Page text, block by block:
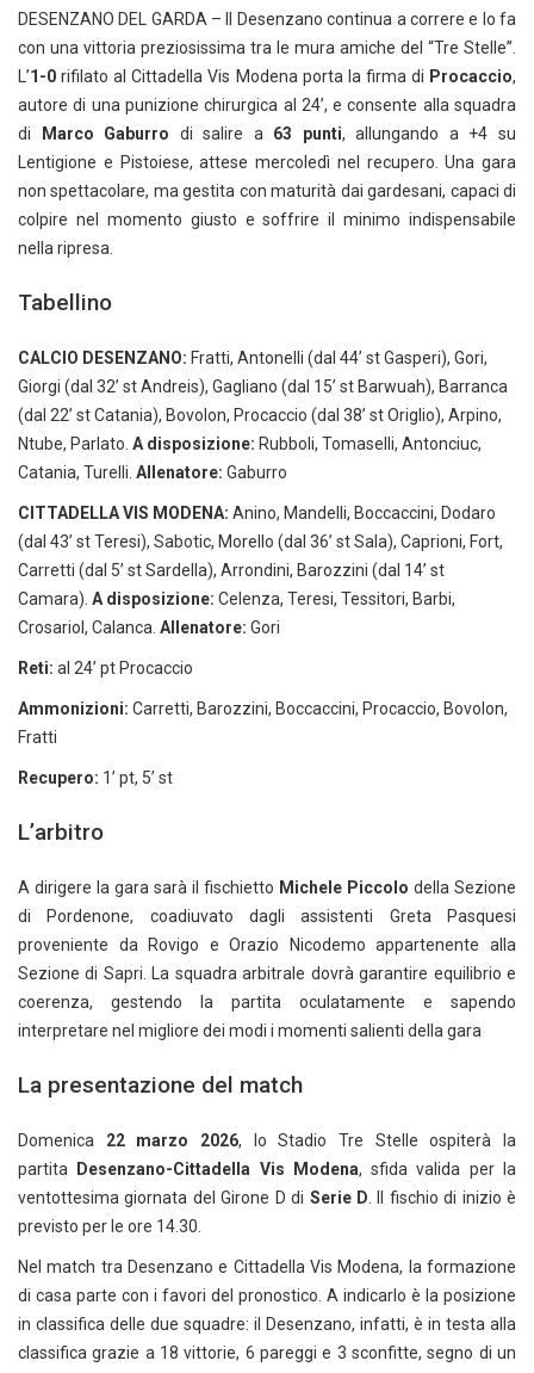
DESENZANO DEL GARDA – Il Desenzano continua a correre e lo fa
con una vittoria preziosissima tra le mura amiche del “Tre Stelle”.
L’1-0 rifilato al Cittadella Vis Modena porta la firma di Procaccio,
autore di una punizione chirurgica al 24’, e consente alla squadra
di
Marco Gaburro di salire a 63 punti, allungando a +4 su
Lentigione e Pistoiese, attese mercoledì nel recupero. Una gara
non spettacolare, ma gestita con maturità dai gardesani, capaci di
colpire nel momento giusto e soffrire il minimo indispensabile
nella ripresa.
Tabellino
CALCIO DESENZANO: Fratti, Antonelli (dal 44’ st Gasperi), Gori,
Giorgi (dal 32’ st Andreis), Gagliano (dal 15’ st Barwuah), Barranca
(dal 22’ st Catania), Bovolon, Procaccio (dal 38’ st Origlio), Arpino,
Ntube, Parlato. A disposizione: Rubboli, Tomaselli, Antonciuc,
Catania, Turelli. Allenatore: Gaburro
CITTADELLA VIS MODENA: Anino, Mandelli, Boccaccini, Dodaro
(dal 43’ st Teresi), Sabotic, Morello (dal 36’ st Sala), Caprioni, Fort,
Carretti (dal 5’ st Sardella), Arrondini, Barozzini (dal 14’ st
Camara). A disposizione: Celenza, Teresi, Tessitori, Barbi,
Crosariol, Calanca. Allenatore: Gori
Reti: al 24’ pt Procaccio
Ammonizioni: Carretti, Barozzini, Boccaccini, Procaccio, Bovolon,
Fratti
Recupero: 1’ pt, 5’ st
L’arbitro
A dirigere la gara sarà il fischietto Michele Piccolo della Sezione
di Pordenone, coadiuvato dagli assistenti Greta Pasquesi
proveniente da Rovigo e Orazio Nicodemo appartenente alla
Sezione di Sapri. La squadra arbitrale dovrà garantire equilibrio e
coerenza, gestendo la partita oculatamente e sapendo
interpretare nel migliore dei modi i momenti salienti della gara
La presentazione del match
Domenica 22 marzo 2026, lo Stadio Tre Stelle ospiterà la
partita
Desenzano-Cittadella Vis Modena, sfida valida per la
ventottesima giornata del Girone D di Serie D . Il fischio di inizio è
previsto per le ore 14.30.
Nel match tra Desenzano e Cittadella Vis Modena, la formazione
di casa parte con i favori del pronostico. A indicarlo è la posizione
in classifica delle due squadre: il Desenzano, infatti, è in testa alla
classifica grazie a 18 vittorie, 6 pareggi e 3 sconfitte, segno di un